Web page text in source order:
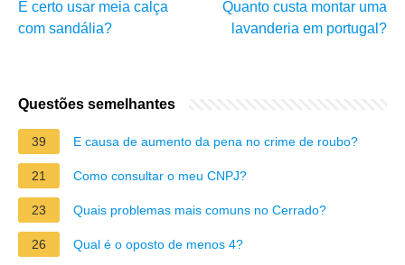
É certo usar meia calça
com sandália?
Quanto custa montar uma
lavanderia em portugal?
Questões semelhantes
39 E causa de aumento da pena no crime de roubo?
21 Como consultar o meu CNPJ?
23 Quais problemas mais comuns no Cerrado?
26 Qual é o oposto de menos 4?